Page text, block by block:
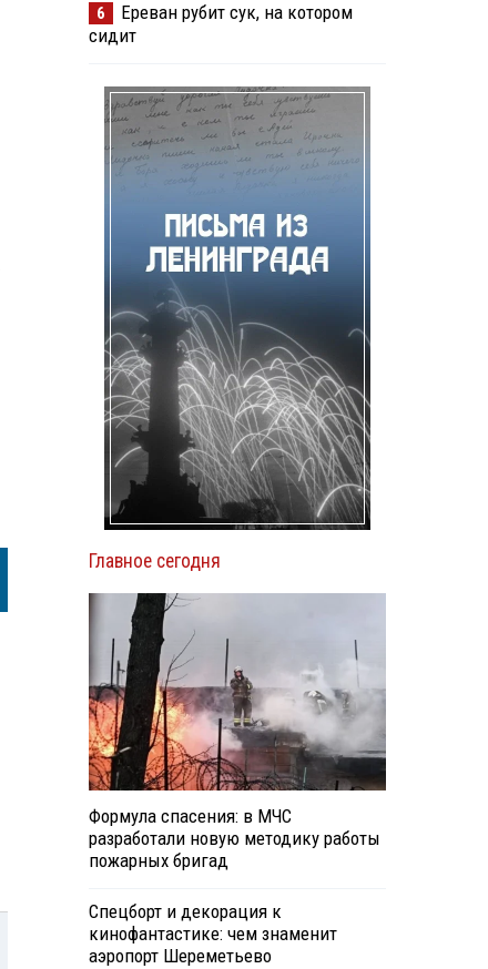
6
Ереван рубит сук, на котором
сидит
Главное сегодня
Формула спасения: в МЧС
разработали новую методику работы
пожарных бригад
Спецборт и декорация к
кинофантастике: чем знаменит
аэропорт Шереметьево